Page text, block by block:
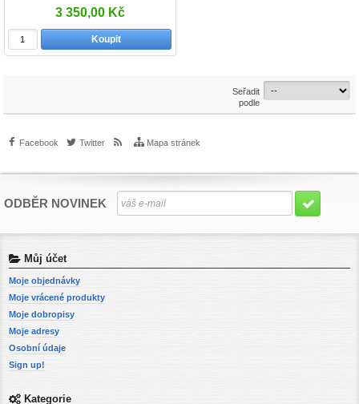
3 350,00 Kč
Koupit
Seřadit
podle
Facebook Twitter Mapa stránek
ODBĚR NOVINEK
Můj účet
Moje objednávky
Moje vrácené produkty
Moje dobropisy
Moje adresy
Osobní údaje
Sign up!
Kategorie